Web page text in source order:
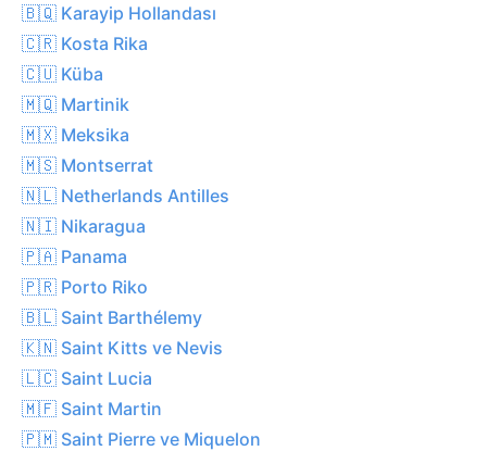
🇧🇶 Karayip Hollandası
🇨🇷 Kosta Rika
🇨🇺 Küba
🇲🇶 Martinik
🇲🇽 Meksika
🇲🇸 Montserrat
🇳🇱 Netherlands Antilles
🇳🇮 Nikaragua
🇵🇦 Panama
🇵🇷 Porto Riko
🇧🇱 Saint Barthélemy
🇰🇳 Saint Kitts ve Nevis
🇱🇨 Saint Lucia
🇲🇫 Saint Martin
🇵🇲 Saint Pierre ve Miquelon